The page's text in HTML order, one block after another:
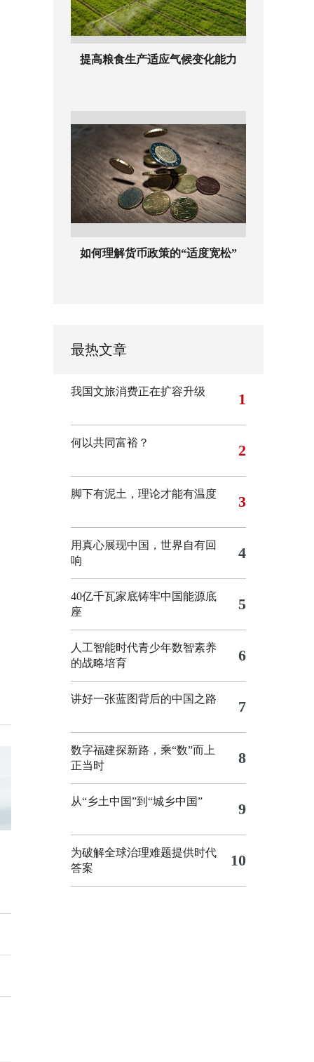
提高粮食生产适应气候变化能力
如何理解货币政策的“适度宽松”
最热文章
我国文旅消费正在扩容升级 1
何以共同富裕？ 2
脚下有泥土，理论才能有温度 3
用真心展现中国，世界自有回
响
4
40亿千瓦家底铸牢中国能源底
座
5
人工智能时代青少年数智素养
的战略培育
6
讲好一张蓝图背后的中国之路 7
数字福建探新路，乘“数”而上
正当时
8
从“乡土中国”到“城乡中国” 9
为破解全球治理难题提供时代
答案
10